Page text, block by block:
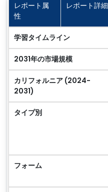
レポート属
性
レポート詳細
学習タイムライン
2031年の市場規模
カリフォルニア (2024-
2031)
タイプ別
フォーム